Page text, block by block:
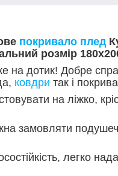
покривало плед
розмір
на дотик! Добре
ковдри так і
на ліжко,
замовляти
легко